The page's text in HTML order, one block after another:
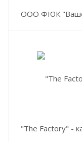
ООО ФЮК
"The Factory" -